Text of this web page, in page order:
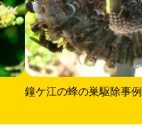
鐘ケ江の蜂の巣駆除事例